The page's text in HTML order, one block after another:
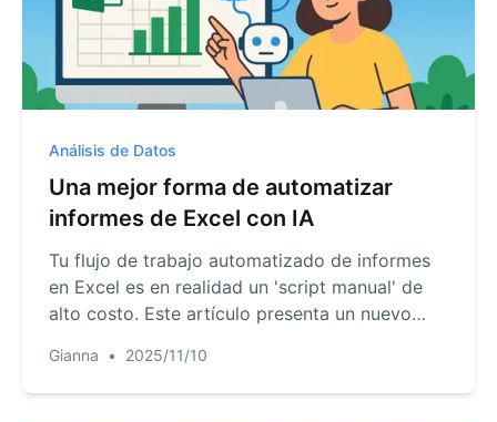
Análisis de Datos
Una mejor forma de automatizar
informes de Excel con IA
Tu flujo de trabajo automatizado de informes
en Excel es en realidad un 'script manual' de
alto costo. Este artículo presenta un nuevo
que te permite despedirte por completo de la
tediosa preparación de datos y volver a la
Gianna • 2025/11/10